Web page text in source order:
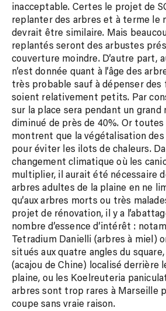
inacceptable. Certes le projet de
replanter des arbres et à terme le
devrait être similaire. Mais
replantés seront des arbustes
couverture moindre. D’autre part,
n’est donnée quant à l’âge des
très probable sauf à dépenser des
soient relativement petits. Par
sur la place sera pendant un grand
diminué de près de 40%. Or
montrent que la végétalisation
pour éviter les ilots de chaleurs.
changement climatique où les
multiplier, il aurait été nécessaire
arbres adultes de la plaine en ne
qu’aux arbres morts ou très
projet de rénovation, il y a
nombre d’essence d’intérêt :
Tetradium Danielli (arbres à miel)
situés aux quatre angles du
(acajou de Chine) localisé derrière
plaine, ou les Koelreuteria
arbres sont trop rares à Marseille
coupe sans vraie raison.